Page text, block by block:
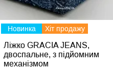
Новинка Хіт продажу
Ліжко GRACIA JEANS,
двоспальне, з підйомним
механізмом